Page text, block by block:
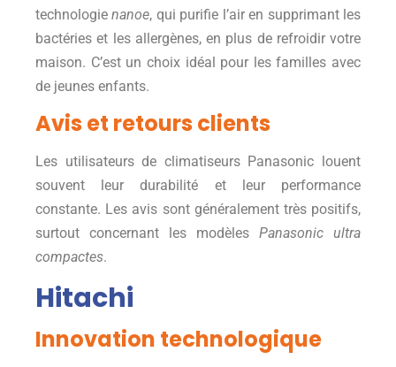
technologienanoe, qui purifie l’air en supprimant les
bactéries et les allergènes, en plus de refroidir votre
maison. C’est un choix idéal pour les familles avec
de jeunes enfants.
Avis et retours clients
Les utilisateurs de climatiseurs Panasonic louent
souvent leur durabilité et leur performance
constante. Les avis sont généralement très positifs,
surtout concernant les modèles Panasonic ultra
compactes.
Hitachi
Innovation technologique